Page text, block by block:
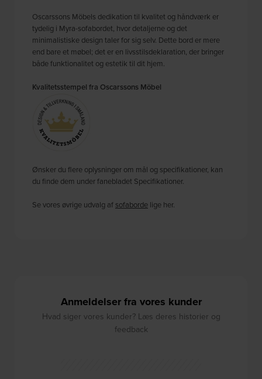
Oscarssons Möbels dedikation til kvalitet og håndværk er
tydelig i Myra-sofabordet, hvor detaljerne og det
minimalistiske design taler for sig selv. Dette bord er mere
end bare et møbel; det er en livsstilsdeklaration, der bringer
både funktionalitet og estetik til dit hjem.
Kvalitetsstempel fra Oscarssons Möbel
Ønsker du flere oplysninger om mål og specifikationer, kan
du finde dem under fanebladet Specifikationer.
Se vores øvrige udvalg af sofaborde lige her.
Anmeldelser fra vores kunder
Hvad siger vores kunder? Læs deres historier og
feedback